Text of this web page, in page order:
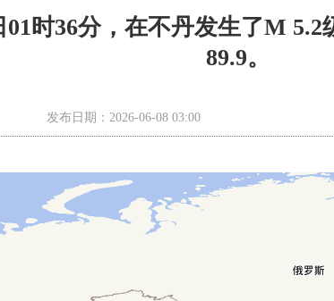
01时36分，在不丹发生了M
89.9。
发布日期：2026-06-08 03:00